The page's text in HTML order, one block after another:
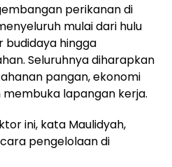
perikanan di
mulai dari hulu
budidaya hingga
Seluruhnya diharapkan
pangan, ekonomi
lapangan kerja.
ini, kata Maulidyah,
pengelolaan di